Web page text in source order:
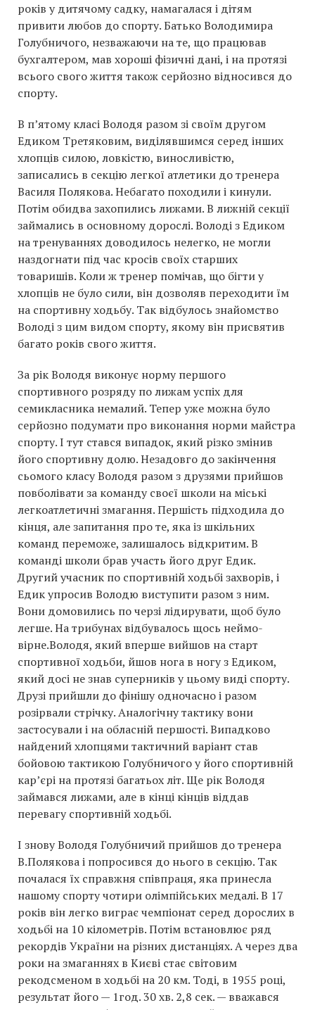
років у дитячому садку, намагалася і дітям
привити любов до спорту. Батько Володимира
Голубничого, незважаючи на те, що працював
бухгалтером, мав хороші фізичні дані, і на протязі
всього свого життя також серйозно відносився до
спорту.
В п’ятому класі Володя разом зі своїм другом
Едиком Третяковим, виділявшимся серед інших
хлопців силою, ловкістю, виносливістю,
записались в секцію легкої атлетики до тренера
Василя Полякова. Небагато походили і кинули.
Потім обидва захопились лижами. В лижній секції
займались в основному дорослі. Володі з Едиком
на тренуваннях доводилось нелегко, не могли
наздогнати під час кросів своїх старших
товаришів. Коли ж тренер помічав, що бігти у
хлопців не було сили, він дозволяв переходити їм
на спортивну ходьбу. Так відбулось знайомство
Володі з цим видом спорту, якому він присвятив
багато років свого життя.
За рік Володя виконує норму першого
спортивного розряду по лижам успіх для
семикласника немалий. Тепер уже можна було
серйозно подумати про виконання норми майстра
спорту. І тут стався випадок, який різко змінив
його спортивну долю. Незадовго до закінчення
сьомого класу Володя разом з друзями прийшов
повболівати за команду своєї школи на міські
легкоатлетичні змагання. Першість підходила до
кінця, але запитання про те, яка із шкільних
команд переможе, залишалось відкритим. В
команді школи брав участь його друг Едик.
Другий учасник по спортивній ходьбі захворів, і
Едик упросив Володю виступити разом з ним.
Вони домовились по черзі лідирувати, щоб було
легше. На трибунах відбувалось щось неймо-
вірне.Володя, який вперше вийшов на старт
спортивної ходьби, йшов нога в ногу з Едиком,
який досі не знав суперників у цьому виді спорту.
Друзі прийшли до фінішу одночасно і разом
розірвали стрічку. Аналогічну тактику вони
застосували і на обласній першості. Випадково
найдений хлопцями тактичний варіант став
бойовою тактикою Голубничого у його спортивній
кар’єрі на протязі багатьох літ. Ще рік Володя
займався лижами, але в кінці кінців віддав
перевагу спортивній ходьбі.
І знову Володя Голубничий прийшов до тренера
В.Полякова і попросився до нього в секцію. Так
почалася їх справжня співпраця, яка принесла
нашому спорту чотири олімпійських медалі. В 17
років він легко виграє чемпіонат серед дорослих в
ходьбі на 10 кілометрів. Потім встановлює ряд
рекордів України на різних дистанціях. А через два
роки на змаганнях в Києві стає світовим
рекодсменом в ходьбі на 20 км. Тоді, в 1955 році,
результат його — 1год. 30 хв. 2,8 сек. — вважався